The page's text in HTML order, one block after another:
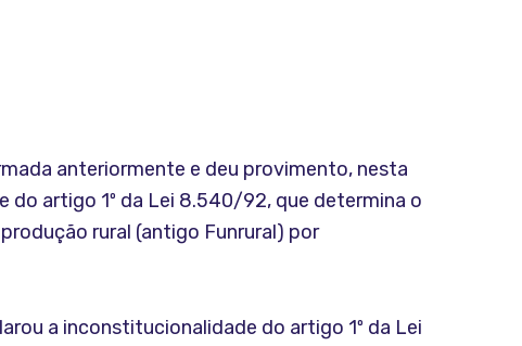
anteriormente e deu provimento, nesta
do artigo 1º da Lei 8.540/92, que determina o
rural (antigo Funrural) por
a inconstitucionalidade do artigo 1º da Lei